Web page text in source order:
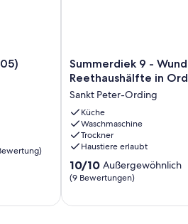
Summerdiek
9
Wunderschöne
Reethaushälfte
in
Ording
Sankt
Peter-
Ording
Summerdiek 9 -
Reethaushälfte in
Sankt Peter-Ording
Küche
Waschmaschine
Trockner
Haustiere erlaubt
10.0
von
10/10 Außergewöhnlich
(9 Bewertungen)